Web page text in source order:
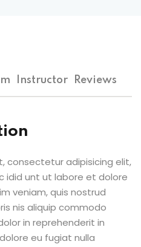
Instructor Reviews
consectetur adipisicing elit,
idid unt ut labore et dolore
veniam, quis nostrud
nis aliquip commodo
in reprehenderit in
eu fugiat nulla